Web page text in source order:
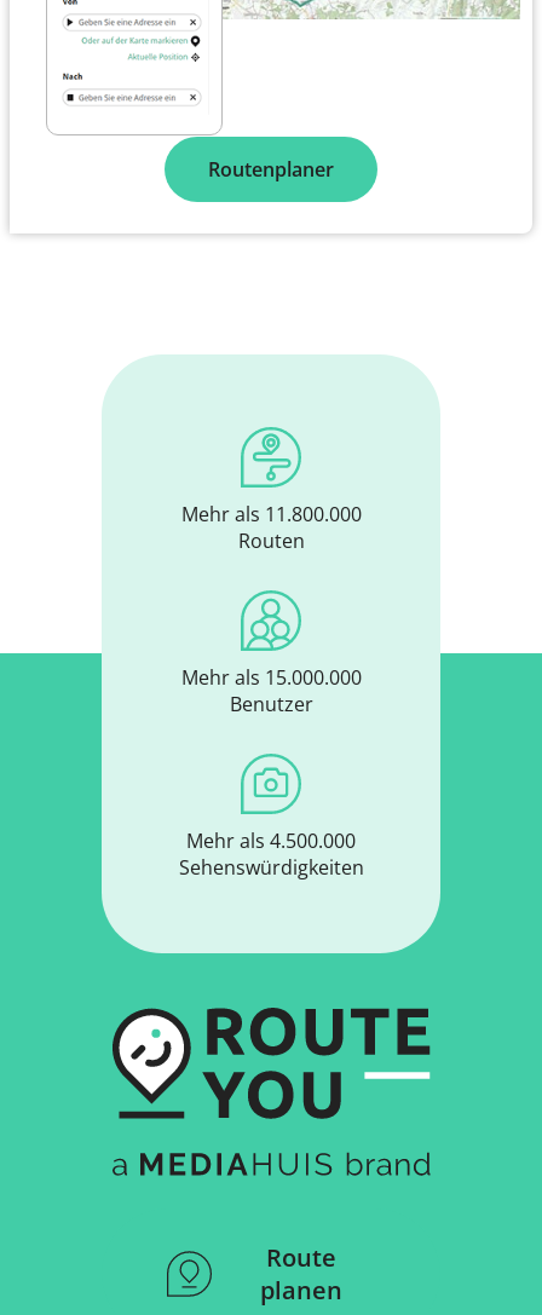
Routenplaner
Mehr als 11.800.000
Routen
Mehr als 15.000.000
Benutzer
Mehr als 4.500.000
Sehenswürdigkeiten
Route
planen